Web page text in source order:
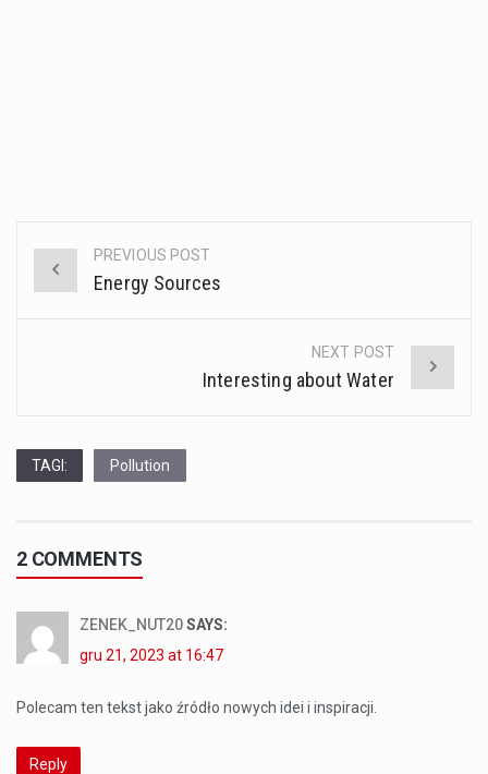
Post
navigation
PREVIOUS POST
Energy Sources
NEXT POST
Interesting about Water
TAGI: Pollution
2 COMMENTS
ZENEK_NUT20SAYS:
gru 21, 2023 at 16:47
Polecam ten tekst jako źródło nowych idei i inspiracji.
Reply